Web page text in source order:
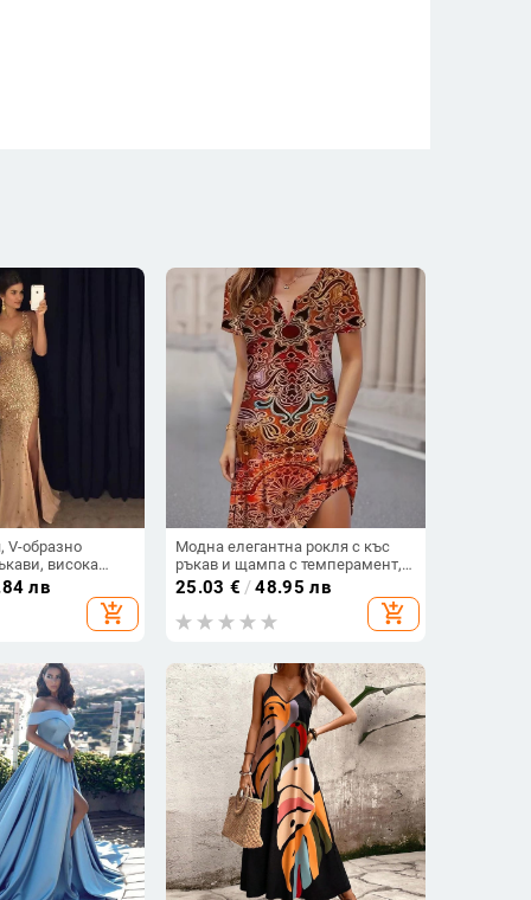
V-образно
висока
пола,
лв
add_shopping_cart
Модна елегантна рокля с къс
ръкав и щампа с темперамент,
дамска нова рокля с къс ръкав,
пролет/лято 2025
25.03 € /48.95 лв
add_shopping_cart